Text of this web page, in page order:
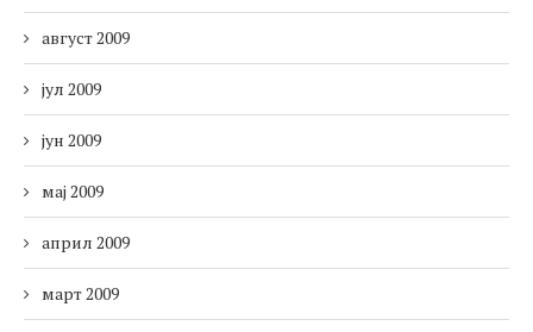
август 2009
јул 2009
јун 2009
мај 2009
април 2009
март 2009